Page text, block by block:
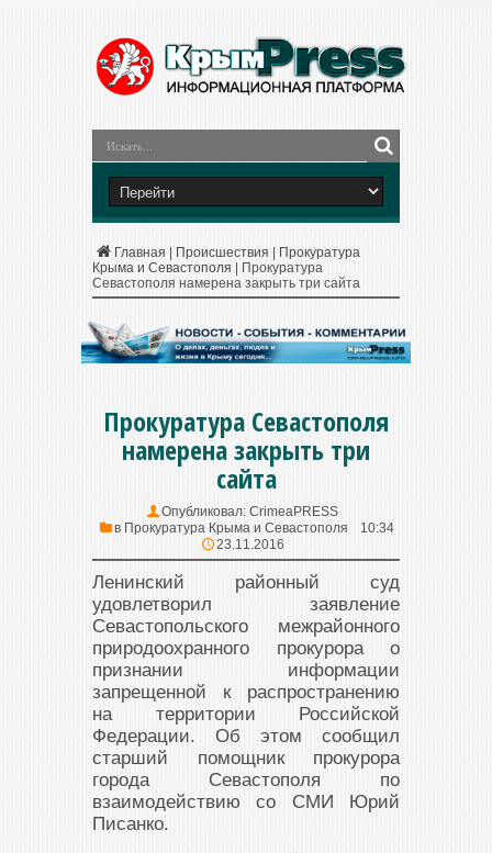
Главная Происшествия
Прокуратура
Крыма и Севастополя
Прокуратура
Севастополя намерена закрыть три сайта
Прокуратура Севастополя
намерена закрыть три
сайта
Опубликовал: CrimeaPRESS
в Прокуратура Крыма и Севастополя
10:34
23.11.2016
Ленинский районный суд
удовлетворил заявление
Севастопольского межрайонного
природоохранного прокурора о
признании информации
запрещенной к распространению
на территории Российской
Федерации. Об этом сообщил
старший помощник прокурора
города Севастополя по
взаимодействию со СМИ Юрий
Писанко.